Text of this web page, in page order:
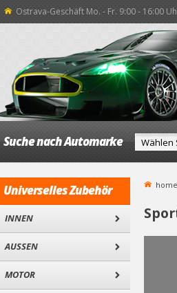
Ostrava-Geschäft Mo. - Fr. 9:00 - 16:00
Suche nach Automarke
Universelles Zubehör
INNEN
AUSSEN
MOTOR